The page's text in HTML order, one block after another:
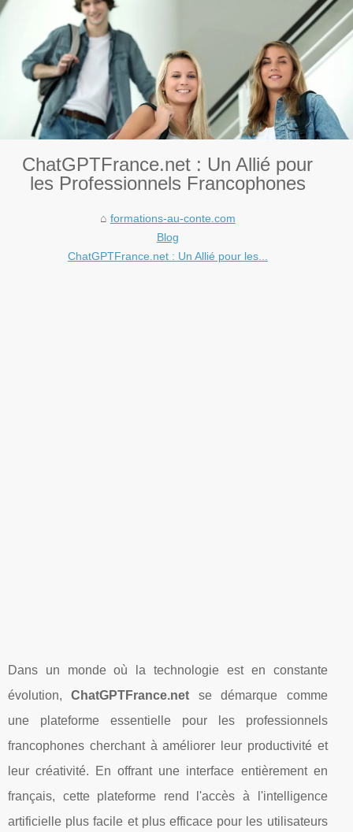
ChatGPTFrance.net : Un Allié pour
les Professionnels Francophones
formations-au-conte.com
Blog
ChatGPTFrance.net : Un Allié pour les...
Dans un monde où la technologie est en constante
évolution,ChatGPTFrance.net se démarque comme
une plateforme essentielle pour les professionnels
francophones cherchant à améliorer leur productivité et
leur créativité. En offrant une interface entièrement en
français, cette plateforme rend l'accès à l'intelligence
artificielle plus facile et plus efficace pour les utilisateurs